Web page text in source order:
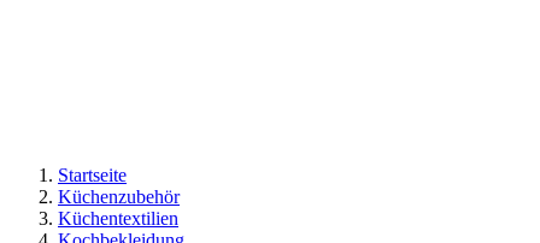
Startseite
Küchenzubehör
Küchentextilien